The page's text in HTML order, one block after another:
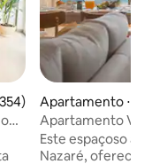
uma avaliação média de
Apartamento ⋅
Apartamento
Este espaçoso
Nazaré, oferece